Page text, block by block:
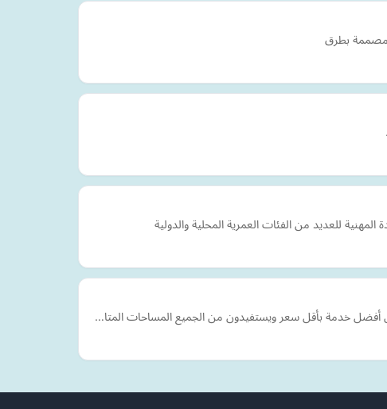
ومصممة بطرق
للعديد من الفئات العمرية المحلية والدولية
أفضل خدمة بأقل سعر ويستفيدون من الجميع المساحات المتا…